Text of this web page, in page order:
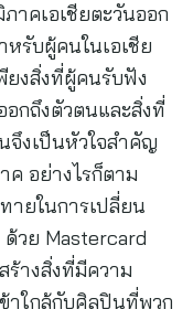
าคเอเชียตะวันออก
หรับผู้คนในเอเชีย
ยงสิ่งที่ผู้คนรับฟัง
อกถึงตัวตนและสิ่งที่
จึงเป็นหัวใจสำคัญ
ค อย่างไรก็ตาม
ยในการเปลี่ยน
วย Mastercard
ร้างสิ่งที่มีความ
าใกล้กับศิลปินที่พวก